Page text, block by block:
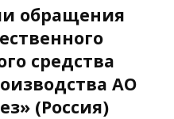
обращения
средства
АО
(Россия)